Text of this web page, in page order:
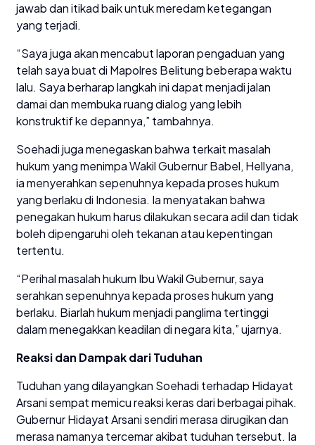
jawab dan itikad baik untuk meredam ketegangan
yang terjadi.
“Saya juga akan mencabut laporan pengaduan yang
telah saya buat di Mapolres Belitung beberapa waktu
lalu. Saya berharap langkah ini dapat menjadi jalan
damai dan membuka ruang dialog yang lebih
konstruktif ke depannya,” tambahnya.
Soehadi juga menegaskan bahwa terkait masalah
hukum yang menimpa Wakil Gubernur Babel, Hellyana,
ia menyerahkan sepenuhnya kepada proses hukum
yang berlaku di Indonesia. Ia menyatakan bahwa
penegakan hukum harus dilakukan secara adil dan tidak
boleh dipengaruhi oleh tekanan atau kepentingan
tertentu.
“Perihal masalah hukum Ibu Wakil Gubernur, saya
serahkan sepenuhnya kepada proses hukum yang
berlaku. Biarlah hukum menjadi panglima tertinggi
dalam menegakkan keadilan di negara kita,” ujarnya.
Reaksi dan Dampak dari Tuduhan
Tuduhan yang dilayangkan Soehadi terhadap Hidayat
Arsani sempat memicu reaksi keras dari berbagai pihak.
Gubernur Hidayat Arsani sendiri merasa dirugikan dan
merasa namanya tercemar akibat tuduhan tersebut. Ia